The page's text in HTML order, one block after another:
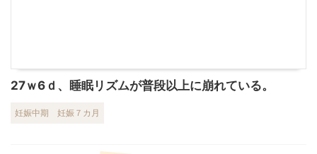
27ｗ6ｄ、睡眠リズムが普段以上に崩れている。
妊娠中期 妊娠７カ月